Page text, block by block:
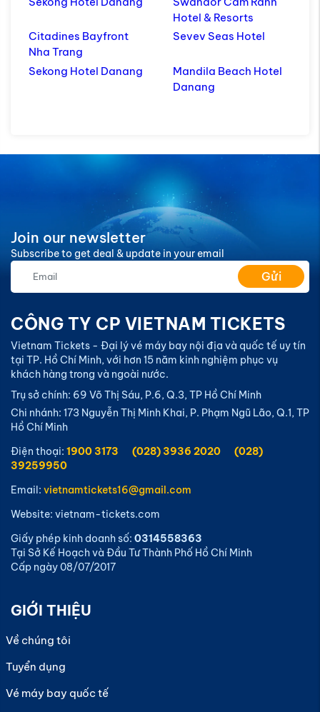
Hotel & Resorts
Citadines Bayfront
Nha Trang
Sevev Seas Hotel
Sekong Hotel Danang
Mandila Beach Hotel
Danang
Join our newsletter
Subscribe to get deal & update in your email
Gửi
CÔNG TY CP VIETNAM TICKETS
Vietnam Tickets - Đại lý vé máy bay nội địa và quốc tế uy tín
tại TP. Hồ Chí Minh, với hơn 15 năm kinh nghiệm phục vụ
khách hàng trong và ngoài nước.
Trụ sở chính: 69 Võ Thị Sáu, P.6, Q.3, TP Hồ Chí Minh
Chi nhánh: 173 Nguyễn Thị Minh Khai, P. Phạm Ngũ Lão, Q.1, TP
Hồ Chí Minh
Điện thoại: 1900 3173 (028) 3936 2020
(028)
39259950
Email: vietnamtickets16@gmail.com
Website: vietnam-tickets.com
Giấy phép kinh doanh số: 0314558363
Tại Sở Kế Hoạch và Đầu Tư Thành Phố Hồ Chí Minh
Cấp ngày 08/07/2017
GIỚI THIỆU
Về chúng tôi
Tuyển dụng
Vé máy bay quốc tế